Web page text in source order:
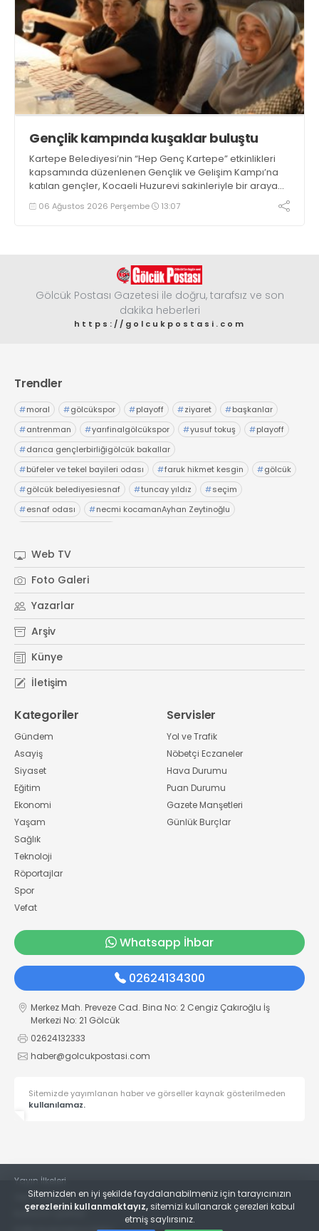
Gençlik kampında kuşaklar buluştu
Kartepe Belediyesi’nin “Hep Genç Kartepe” etkinlikleri
kapsamında düzenlenen Gençlik ve Gelişim Kampı’na
katılan gençler, Kocaeli Huzurevi sakinleriyle bir araya
geldi06 Ağustos 2026 Perşembe 13:07
Gölcük Postası Gazetesi ile doğru, tarafsız ve son
dakika heberleri
https://golcukpostasi.com
Trendler
#moral #gölcükspor #playoff #ziyaret #başkanlar
#antrenman #yarıfinalgölcükspor #yusuf tokuş #playoff
#darıca gençlerbirliğigölcük bakallar
#büfeler ve tekel bayileri odası #faruk hikmet kesgin #gölcük
#gölcük belediyesiesnaf #tuncay yıldız #seçim
#esnaf odası #necmi kocamanAyhan Zeytinoğlu
Web TV
Foto Galeri
Yazarlar
Arşiv
Künye
İletişim
Kategoriler
Gündem
Asayiş
Siyaset
Eğitim
Ekonomi
Yaşam
Sağlık
Teknoloji
Röportajlar
Spor
Vefat
Servisler
Yol ve Trafik
Nöbetçi Eczaneler
Hava Durumu
Puan Durumu
Gazete Manşetleri
Günlük Burçlar
Whatsapp İhbar
02624134300
Merkez Mah. Preveze Cad. Bina No: 2 Cengiz Çakıroğlu İş
Merkezi No: 21 Gölcük
02624132333
haber@golcukpostasi.com
Sitemizde yayımlanan haber ve görseller kaynak gösterilmeden
kullanılamaz.
Yayın İlkeleri
Veri Politikası
Kullanım Şartları
Sitemizden en iyi şekilde faydalanabilmeniz için tarayıcınızın
çerezlerini kullanmaktayız, sitemizi kullanarak çerezleri kabul
etmiş saylırsınız.